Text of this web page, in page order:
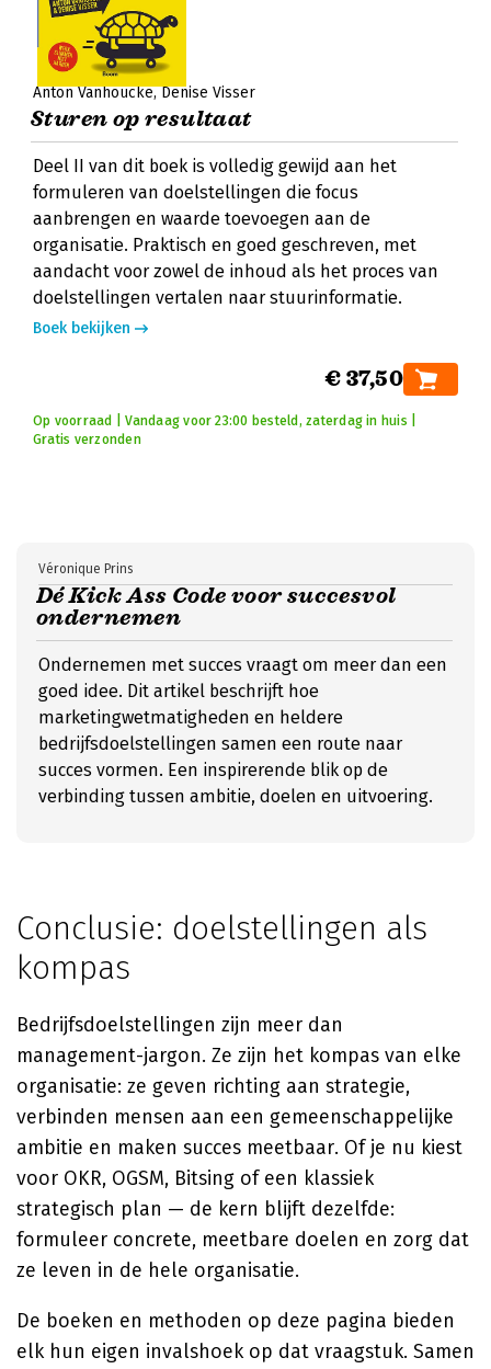
Anton Vanhoucke Denise Visser
Sturen op resultaat
Deel II van dit boek is volledig gewijd aan het
formuleren van doelstellingen die focus
aanbrengen en waarde toevoegen aan de
organisatie. Praktisch en goed geschreven, met
aandacht voor zowel de inhoud als het proces van
doelstellingen vertalen naar stuurinformatie.
Boek bekijken
€ 37,50
Op voorraad | Vandaag voor 23:00 besteld, zaterdag in huis |
Gratis verzonden
Dé Kick Ass Code voor succesvol
ondernemen
Véronique Prins
Ondernemen met succes vraagt om meer dan een
goed idee. Dit artikel beschrijft hoe
marketingwetmatigheden en heldere
bedrijfsdoelstellingen samen een route naar
succes vormen. Een inspirerende blik op de
verbinding tussen ambitie, doelen en uitvoering.
Conclusie: doelstellingen als
kompas
Bedrijfsdoelstellingen zijn meer dan
management-jargon. Ze zijn het kompas van elke
organisatie: ze geven richting aan strategie,
verbinden mensen aan een gemeenschappelijke
ambitie en maken succes meetbaar. Of je nu kiest
voor OKR, OGSM, Bitsing of een klassiek
strategisch plan — de kern blijft dezelfde:
formuleer concrete, meetbare doelen en zorg dat
ze leven in de hele organisatie.
De boeken en methoden op deze pagina bieden
elk hun eigen invalshoek op dat vraagstuk. Samen